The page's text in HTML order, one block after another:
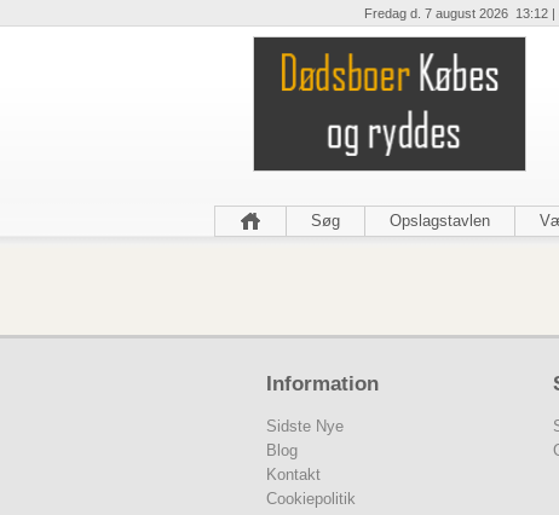
Fredag d. 7 august 2026 13:12 |
Søg Opslagstavlen
Information
Sidste Nye
Blog
Kontakt
Cookiepolitik